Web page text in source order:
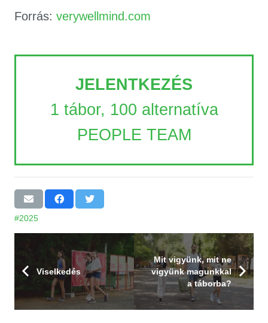
Forrás: verywellmind.com
JELENTKEZÉS
1 tábor, 100 alternatíva
PEOPLE TEAM
#2025
Viselkedés
Mit vigyünk, mit ne
vigyünk magunkkal
a táborba?